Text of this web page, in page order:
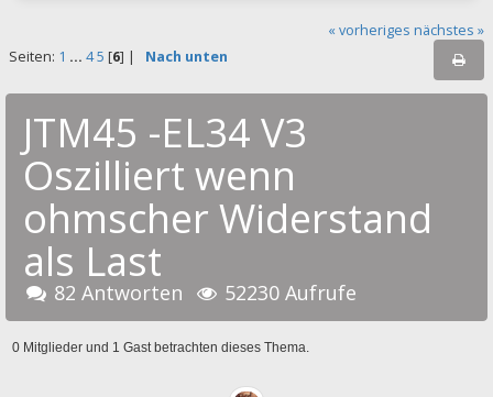
« vorheriges nächstes »
Seiten: 1 ... 4 5 [6] | Nach unten
JTM45 -EL34 V3
Oszilliert wenn
ohmscher Widerstand
als Last
82 Antworten 52230 Aufrufe
0 Mitglieder und 1 Gast betrachten dieses Thema.